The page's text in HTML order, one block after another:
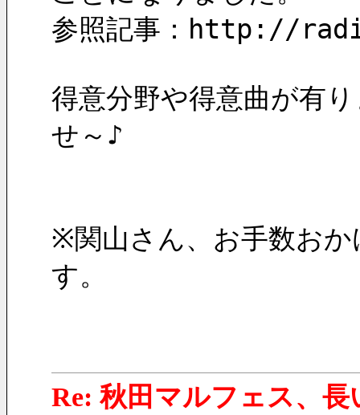
参照記事：http://
得意分野や得意曲が有
せ～♪
※関山さん、お手数お
す。
Re: 秋田マルフェス、